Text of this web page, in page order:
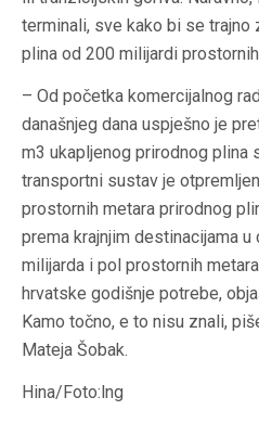
terminali, sve kako bi se
plina od 200 milijardi
– Od početka komercijalnog
današnjeg dana uspješno je
m3 ukapljenog prirodnog plina
transportni sustav je
prostornih metara prirodnog
prema krajnjim destinacijama
milijarda i pol prostornih
hrvatske godišnje potrebe,
Kamo točno, e to nisu znali,
Mateja Šobak.
Hina/Foto:lng